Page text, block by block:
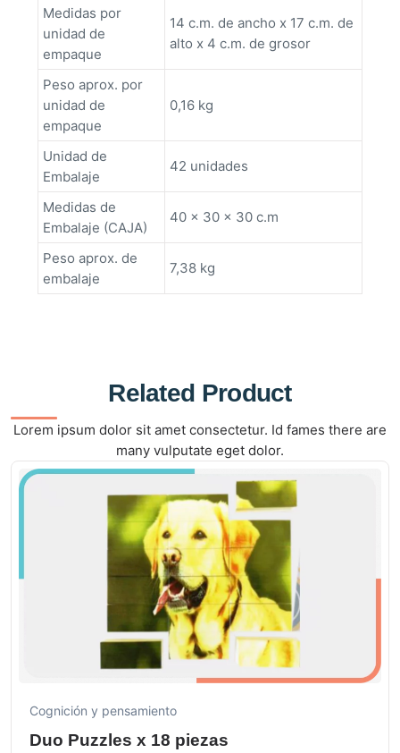
Medidas por
unidad de
empaque
14 c.m. de ancho x 17 c.m. de
alto x 4 c.m. de grosor
Peso aprox. por
unidad de
empaque
0,16 kg
Unidad de
Embalaje
42 unidades
Medidas de
Embalaje (CAJA)
40 x 30 x 30 c.m
Peso aprox. de
embalaje
7,38 kg
Related Product
Lorem ipsum dolor sit amet consectetur. Id fames there are
many vulputate eget dolor.
Cognición y pensamiento
Duo Puzzles x 18 piezas